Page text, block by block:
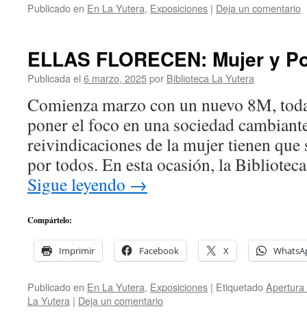
Publicado en En La Yutera, Exposiciones | Deja un comentario
ELLAS FLORECEN: Mujer y
Publicada el 6 marzo, 2025por Biblioteca La Yutera
Comienza marzo con un nuevo 8M,
poner el foco en una sociedad
reivindicaciones de la mujer tienen que
por todos. En esta ocasión, la
Sigue leyendo →
Compártelo:
Imprimir Facebook X
Publicado en En La Yutera, Exposiciones | EtiquetadoApertura
La Yutera | Deja un comentario